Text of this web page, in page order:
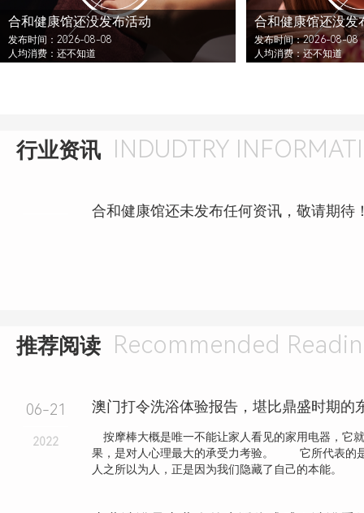
合和健康馆还没发布活动
发布时间：2026-08-08
人均消费：还不知道
合和健康馆还没发
发布时间：2026-08-08
人均消费：还不知道
行业资讯 INDUDTRY
合和健康馆还未发布任何资讯，敬请期待
推荐阅读 Recommended
06-21
2022
澳门打令洗浴体验报告，堪比鼎盛时期的
按摩棒大概是唯一不能让家人看见的家用电器，它
果，是对人心理最大的承受力考验。 它所代表的
人之所以为人，正是因为我们隐藏了自己的本能。